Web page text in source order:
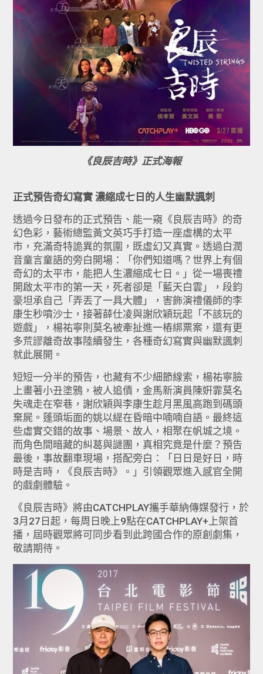
《良辰吉時》正式海報
正式預告奇幻寫實濃縮成七日的人生幽默諷刺
透過今日發布的正式預告、能一窺《良辰吉時》的奇
幻色彩，藝術總監黃文英巧手打造一座虛構的太平
市，充滿奇特詭異的氛圍，既虛幻又真實。透過白潤
音童言童語的旁白開場：「你們知道嗎？世界上有個
奇幻的太平市，能把人生濃縮成七日。」從一場喪禮
開啟太平市的第一天，死者卻是「藍天白雲」，段鈞
豪坦承自己「弄丟了一具大體」，害飾演禮儀師的李
康生秒噴沙士，接著薛仕凌與謝欣穎玩起「不該玩的
遊戲」，楊祐寧則莫名被牽扯進一樁綁票案，還有更
多荒謬離奇故事陸續發生，各種奇幻寫實與幽默諷刺
就此展開。
短短一分半的預告，也藏有不少細節線索，楊祐寧臉
上畫著小丑塗鴉，被人追債，金馬新演員陳姸霏莫名
失魂走在窄巷，謝欣穎與李康生趁月黑風高跑到碼頭
棄屍。蓬頭垢面的姚以緹在昏暗中喃喃自語。最終這
些虛實交錯的故事、場景、故人，相聚在帆城之境。
而角色間暗藏的糾葛與謎團，真相究竟是什麼？預告
最後，事故翻車現場，搭配旁白：「日日是好日，時
時是吉時，《良辰吉時》。」引領觀眾進入感官全開
的戲劇體驗。
《良辰吉時》將由CATCHPLAY攜手華納傳媒發行，於
3月27日起，每周日晚上9點在CATCHPLAY+上架首
播，屆時觀眾將可同步看到此跨國合作的原創劇集，
敬請期待。